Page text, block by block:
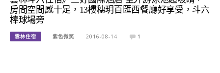
房間空間感十足，13樓穗玥百匯西餐廳好享受，斗六
棒球場旁
雲林住宿 紫色微笑 2016-08-14 1